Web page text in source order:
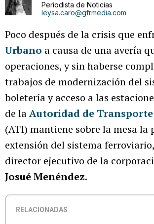
Periodista de Noticias
leysa.caro@gfrmedia.com
Poco después de la crisis que
Urbano a causa de una avería
operaciones, y sin haberse
trabajos de modernización del
boletería y acceso a las
de laAutoridad de
(ATI) mantiene sobre la mesa la
extensión del sistema
director ejecutivo de la
Josué Menéndez.
RELACIONADAS